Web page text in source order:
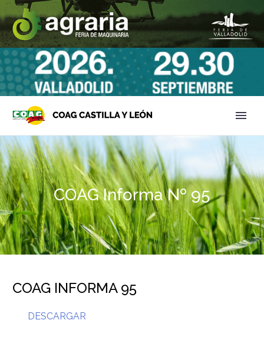
COAG Informa Nº 95
COAG INFORMA 95
DESCARGAR